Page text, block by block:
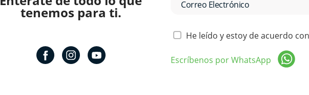
tenemos para ti.
He leído y estoy de acuerdo
Escríbenos por WhatsApp